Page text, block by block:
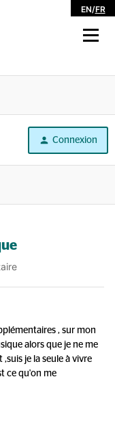
EN/FR
Connexion
, sur mon
alors que je ne me
je la seule à vivre
ce qu'on me